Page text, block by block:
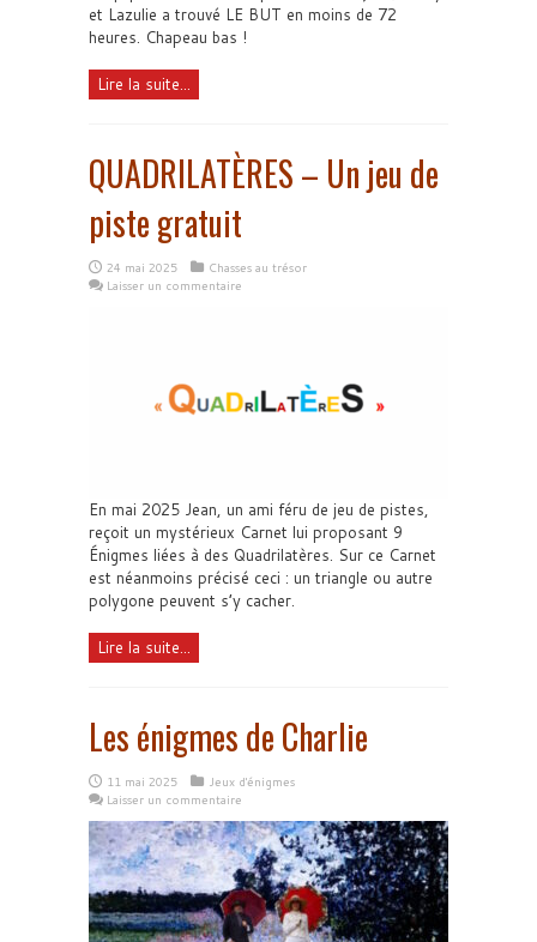
et Lazulie a trouvé LE BUT en moins de 72
heures. Chapeau bas !
Lire la suite...
QUADRILATÈRES – Un jeu de
piste gratuit
24 mai 2025
Chasses au trésor
Laisser un commentaire
En mai 2025 Jean, un ami féru de jeu de pistes,
reçoit un mystérieux Carnet lui proposant 9
Énigmes liées à des Quadrilatères. Sur ce Carnet
est néanmoins précisé ceci : un triangle ou autre
polygone peuvent s’y cacher.
Lire la suite...
Les énigmes de Charlie
11 mai 2025
Jeux d'énigmes
Laisser un commentaire